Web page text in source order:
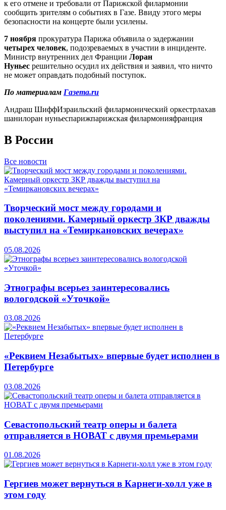
к его отмене и требовали от Парижской филармонии
сообщить зрителям о событиях в Газе. Ввиду этого меры
безопасности на концерте были усилены.
7 ноября прокуратура Парижа объявила о задержании
четырех человек, подозреваемых в участии в инциденте.
Министр внутренних дел Франции Лоран
Нуньес решительно осудил их действия и заявил, что ничто
не может оправдать подобный поступок.
По материалам Газета.ru
Андраш ШиффИзраильский филармонический оркестрлахав
шанилоран нуньеспарижпарижская филармонияфранция
В России
Все новости
Творческий мост между городами и
поколениями. Камерный оркестр ЗКР дважды
выступил на «Темиркановских вечерах»
05.08.2026
Этнографы всерьез заинтересовались
вологодской «Уточкой»
03.08.2026
«Реквием Незабытых» впервые будет исполнен в
Петербурге
03.08.2026
Севастопольский театр оперы и балета
отправляется в НОВАТ с двумя премьерами
01.08.2026
Гергиев может вернуться в Карнеги-холл уже в
этом году